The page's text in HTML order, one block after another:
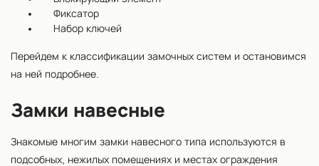
Фиксатор
Набор ключей
Перейдем к классификации замочных систем и остановимся
на ней подробнее.
Замки навесные
Знакомые многим замки навесного типа используются в
подсобных, нежилых помещениях и местах ограждения